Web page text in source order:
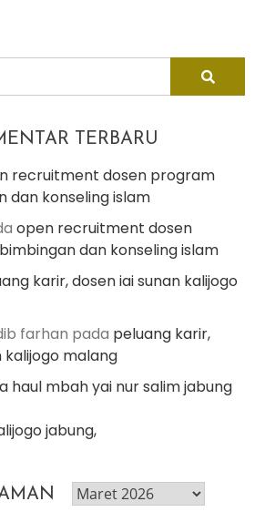
TERBARU
recruitment dosen program
dan konseling islam
open recruitment dosen
dan konseling islam
karir, dosen iai sunan kalijogo
farhan pada peluang karir,
kalijogo malang
haul mbah yai nur salim jabung
jabung,
post
laman